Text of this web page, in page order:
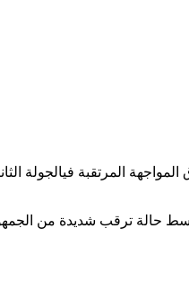
المرتقبة فيالجولة
حالة ترقب شديدة من الجمهور